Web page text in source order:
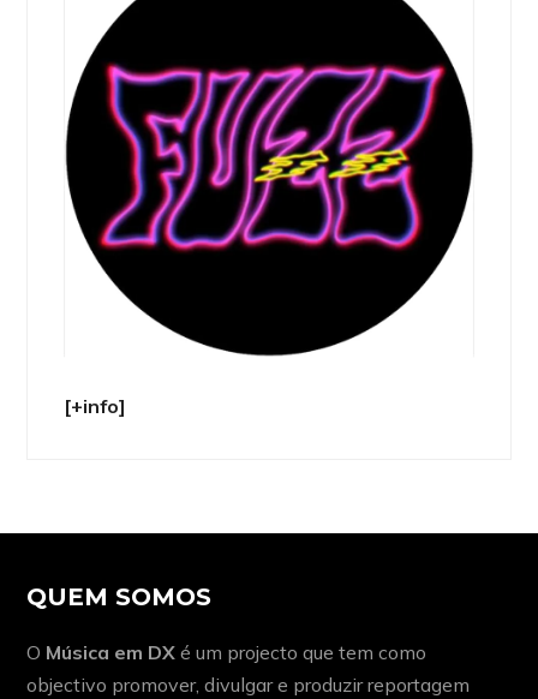
[+info]
QUEM SOMOS
O Música em DX é um projecto que tem como
objectivo promover, divulgar e produzir reportagem